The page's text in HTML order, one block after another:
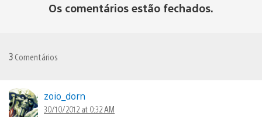
Os comentários estão fechados.
3 Comentários
zoio_dorn
30/10/2012 at 0:32 AM